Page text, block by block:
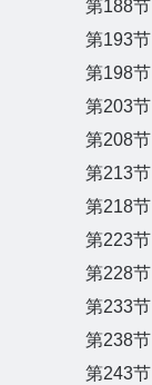
第188节
第193节
第198节
第203节
第208节
第213节
第218节
第223节
第228节
第233节
第238节
第243节